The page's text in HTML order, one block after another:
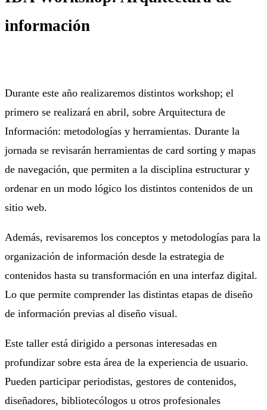
información
Durante este año realizaremos distintos workshop; el
primero se realizará en abril, sobre Arquitectura de
Información: metodologías y herramientas. Durante la
jornada se revisarán herramientas de card sorting y mapas
de navegación, que permiten a la disciplina estructurar y
ordenar en un modo lógico los distintos contenidos de un
sitio web.
Además, revisaremos los conceptos y metodologías para la
organización de información desde la estrategia de
contenidos hasta su transformación en una interfaz digital.
Lo que permite comprender las distintas etapas de diseño
de información previas al diseño visual.
Este taller está dirigido a personas interesadas en
profundizar sobre esta área de la experiencia de usuario.
Pueden participar periodistas, gestores de contenidos,
diseñadores, bibliotecólogos u otros profesionales